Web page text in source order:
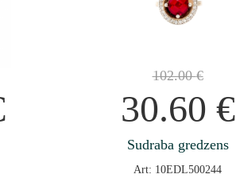
102.00€
30.60 €
Sudraba gredzens
Art: 10EDL500244